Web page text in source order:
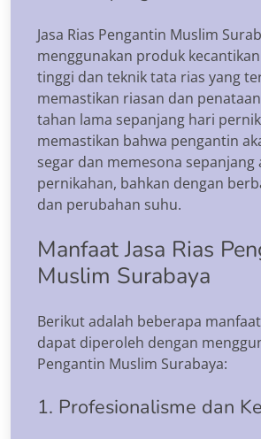
Jasa Rias Pengantin Muslim
menggunakan produk
tinggi dan teknik tata rias yang
memastikan riasan dan
tahan lama sepanjang hari
memastikan bahwa pengantin
segar dan memesona sepanjang
pernikahan, bahkan dengan
dan perubahan suhu.
Manfaat Jasa Rias
Muslim Surabaya
Berikut adalah beberapa
dapat diperoleh dengan
Pengantin Muslim Surabaya:
1. Profesionalisme dan